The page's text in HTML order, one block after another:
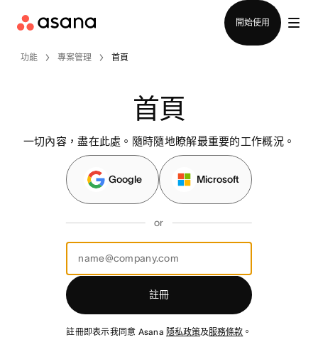
開始使用
功能 專案管理 首頁
首頁
一切內容，盡在此處。隨時隨地瞭解最重要的工作概況。
Google Microsoft
or
註冊
註冊即表示我同意 Asana 隱私政策及服務條款 。